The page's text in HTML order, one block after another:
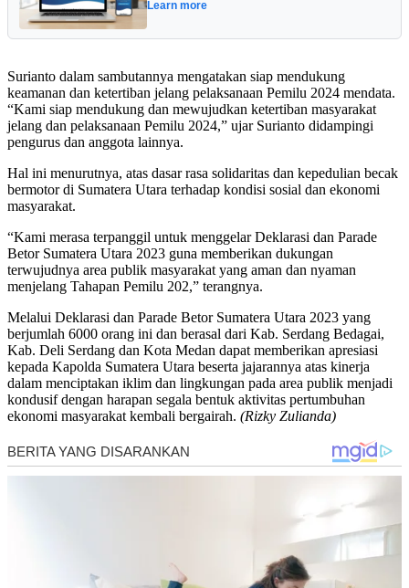
Learn more
Surianto dalam sambutannya mengatakan siap mendukung
keamanan dan ketertiban jelang pelaksanaan Pemilu 2024 mendata.
“Kami siap mendukung dan mewujudkan ketertiban masyarakat
jelang dan pelaksanaan Pemilu 2024,” ujar Surianto didampingi
pengurus dan anggota lainnya.
Hal ini menurutnya, atas dasar rasa solidaritas dan kepedulian becak
bermotor di Sumatera Utara terhadap kondisi sosial dan ekonomi
masyarakat.
“Kami merasa terpanggil untuk menggelar Deklarasi dan Parade
Betor Sumatera Utara 2023 guna memberikan dukungan
terwujudnya area publik masyarakat yang aman dan nyaman
menjelang Tahapan Pemilu 202,” terangnya.
Melalui Deklarasi dan Parade Betor Sumatera Utara 2023 yang
berjumlah 6000 orang ini dan berasal dari Kab. Serdang Bedagai,
Kab. Deli Serdang dan Kota Medan dapat memberikan apresiasi
kepada Kapolda Sumatera Utara beserta jajarannya atas kinerja
dalam menciptakan iklim dan lingkungan pada area publik menjadi
kondusif dengan harapan segala bentuk aktivitas pertumbuhan
ekonomi masyarakat kembali bergairah. (Rizky Zulianda)